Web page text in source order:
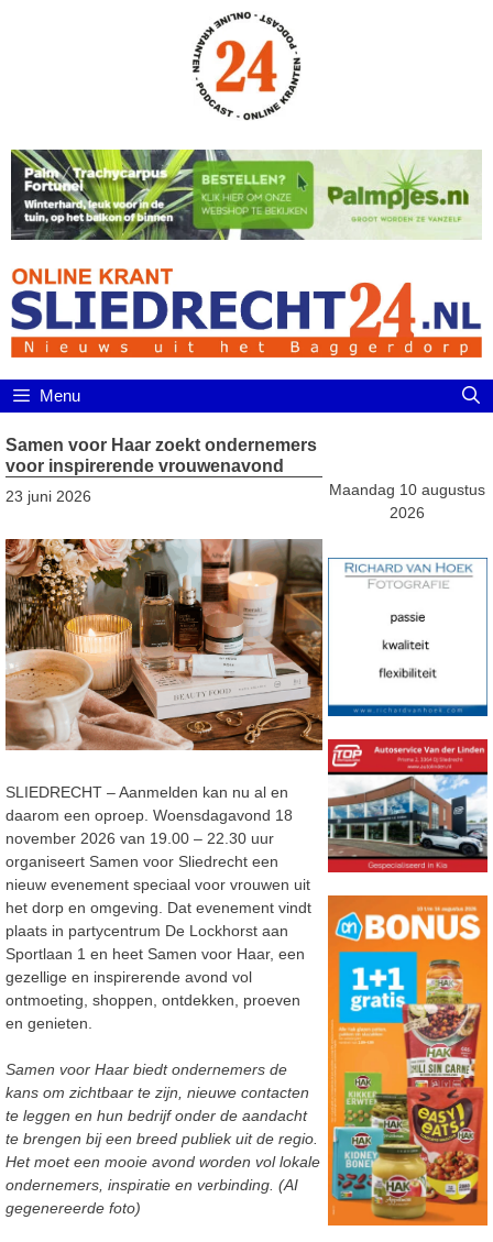
Menu
Samen voor Haar zoekt ondernemers
voor inspirerende vrouwenavond
23 juni 2026
SLIEDRECHT – Aanmelden kan nu al en
daarom een oproep. Woensdagavond 18
november 2026 van 19.00 – 22.30 uur
organiseert Samen voor Sliedrecht een
nieuw evenement speciaal voor vrouwen uit
het dorp en omgeving. Dat evenement vindt
plaats in partycentrum De Lockhorst aan
Sportlaan 1 en heet Samen voor Haar, een
gezellige en inspirerende avond vol
ontmoeting, shoppen, ontdekken, proeven
en genieten.
Samen voor Haar biedt ondernemers de
kans om zichtbaar te zijn, nieuwe contacten
te leggen en hun bedrijf onder de aandacht
te brengen bij een breed publiek uit de regio.
Het moet een mooie avond worden vol lokale
ondernemers, inspiratie en verbinding. (AI
gegenereerde foto)
Maandag 10 augustus
2026